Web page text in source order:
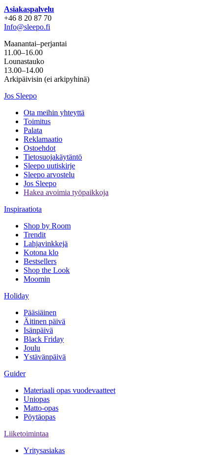
Asiakaspalvelu
+46 8 20 87 70
Info@sleepo.fi
Maanantai–perjantai
11.00–16.00
Lounastauko
13.00–14.00
Arkipäivisin (ei arkipyhinä)
Jos Sleepo
Ota meihin yhteyttä
Toimitus
Palata
Reklamaatio
Ostoehdot
Tietosuojakäytäntö
Sleepo uutiskirje
Sleepo arvostelu
Jos Sleepo
Hakea avoimia työpaikkoja
Inspiraatiota
Shop by Room
Trendit
Lahjavinkkejä
Kotona klo
Bestsellers
Shop the Look
Moomin
Holiday
Pääsiäinen
Äitinen päivä
Isänpäivä
Black Friday
Joulu
Ystävänpäivä
Guider
Materiaali opas vuodevaatteet
Uniopas
Matto-opas
Pöytäopas
Liiketoimintaa
Yritysasiakas